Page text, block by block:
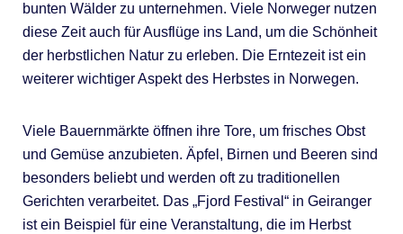
bunten Wälder zu unternehmen. Viele Norweger nutzen
diese Zeit auch für Ausflüge ins Land, um die Schönheit
der herbstlichen Natur zu erleben. Die Erntezeit ist ein
weiterer wichtiger Aspekt des Herbstes in Norwegen.
Viele Bauernmärkte öffnen ihre Tore, um frisches Obst
und Gemüse anzubieten. Äpfel, Birnen und Beeren sind
besonders beliebt und werden oft zu traditionellen
Gerichten verarbeitet. Das „Fjord Festival“ in Geiranger
ist ein Beispiel für eine Veranstaltung, die im Herbst